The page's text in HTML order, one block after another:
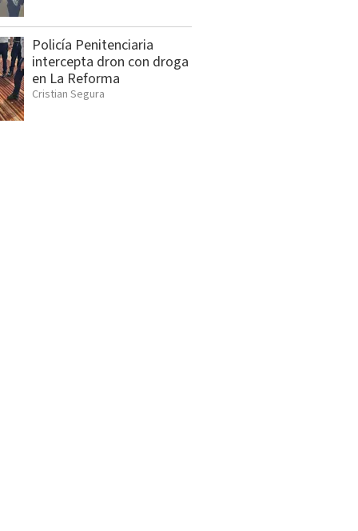
Policía Penitenciaria
intercepta dron con droga
en La Reforma
Cristian Segura